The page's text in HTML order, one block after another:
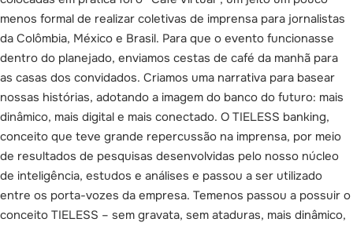
menos formal de realizar coletivas de imprensa para jornalistas
da Colômbia, México e Brasil. Para que o evento funcionasse
dentro do planejado, enviamos cestas de café da manhã para
as casas dos convidados. Criamos uma narrativa para basear
nossas histórias, adotando a imagem do banco do futuro: mais
dinâmico, mais digital e mais conectado. O TIELESS banking,
conceito que teve grande repercussão na imprensa, por meio
de resultados de pesquisas desenvolvidas pelo nosso núcleo
de inteligência, estudos e análises e passou a ser utilizado
entre os porta-vozes da empresa. Temenos passou a possuir o
conceito TIELESS – sem gravata, sem ataduras, mais dinâmico,